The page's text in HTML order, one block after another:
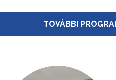
TOVÁBBI